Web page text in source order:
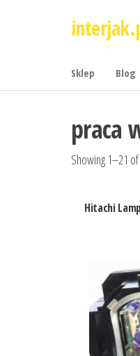
Sklep Blog
praca
Showing 1–21
Hitachi